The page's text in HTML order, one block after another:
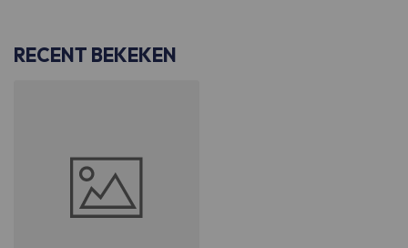
RECENT BEKEKEN